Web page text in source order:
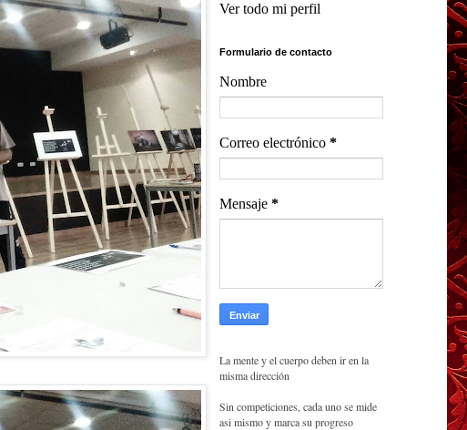
Ver todo mi perfil
Formulario de contacto
Nombre
Correo electrónico *
Mensaje *
La mente y el cuerpo deben ir en la
misma dirección
Sin competiciones, cada uno se mide
asi mismo y marca su progreso